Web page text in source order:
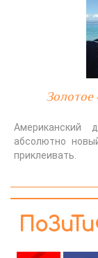
Золотое
Американский
абсолютно
приклеивать.